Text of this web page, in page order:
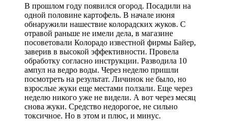
В прошлом году появился огород. Посадили на
одной половине картофель. В начале июня
обнаружили нашествие колорадских жуков. С
отравой раньше не имели дела, в магазине
посоветовали Колорадо известной фирмы Байер,
заверив в высокой эффективности. Провела
обработку согласно инструкции. Разводила 10
ампул на ведро воды. Через неделю пришли
посмотреть на результат. Личинок не было, но
взрослые жуки еще местами ползали. Еще через
неделю никого уже не видели. А вот через месяц
снова жуки. Средство недорогое, не сильно
токсичное. Но в этом и плюс, и минус.